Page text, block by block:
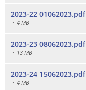
2023-22 01062023.pdf
~ 4 MB
2023-23 08062023.pdf
~ 13 MB
2023-24 15062023.pdf
~ 4 MB